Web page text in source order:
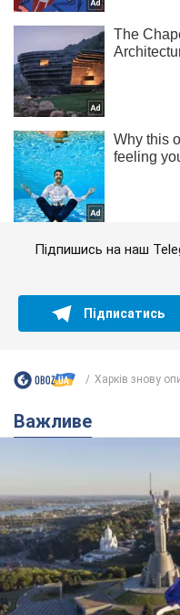
Підпишись на наш
Підписатись
Харків знову
Важливе